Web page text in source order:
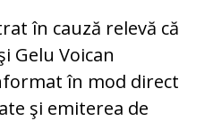
în cauză relevă că
Gelu Voican
în mod direct
şi emiterea de